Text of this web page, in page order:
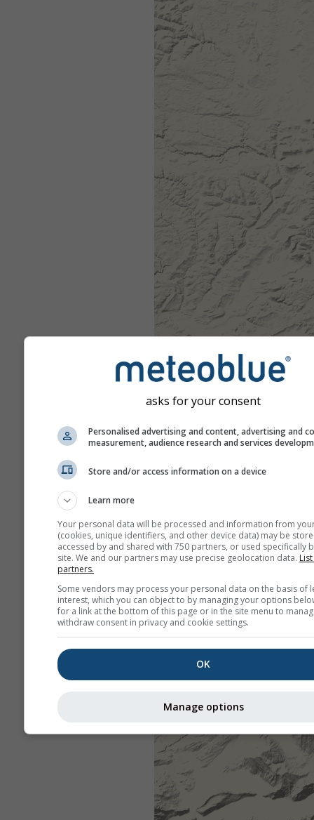
asks for your consent
Personalised advertising and content, advertising and
measurement, audience research and services
Store and/or access information on a device
Learn more
Your personal data will be processed and information from
(cookies, unique identifiers, and other device data) may be
accessed by and shared with 750 partners, or used specifically
site. We and our partners may use precise geolocation data.
partners.
Some vendors may process your personal data on the basis of
interest, which you can object to by managing your options
for a link at the bottom of this page or in the site menu to
withdraw consent in privacy and cookie settings.
OK
Manage options